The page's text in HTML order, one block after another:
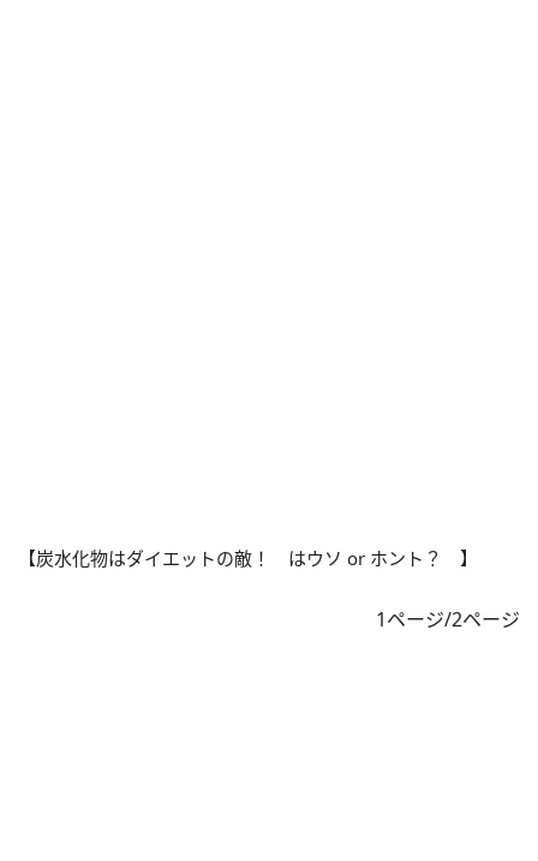
【炭水化物はダイエットの敵！ はウソ or ホント？ 】
1ページ/2ページ